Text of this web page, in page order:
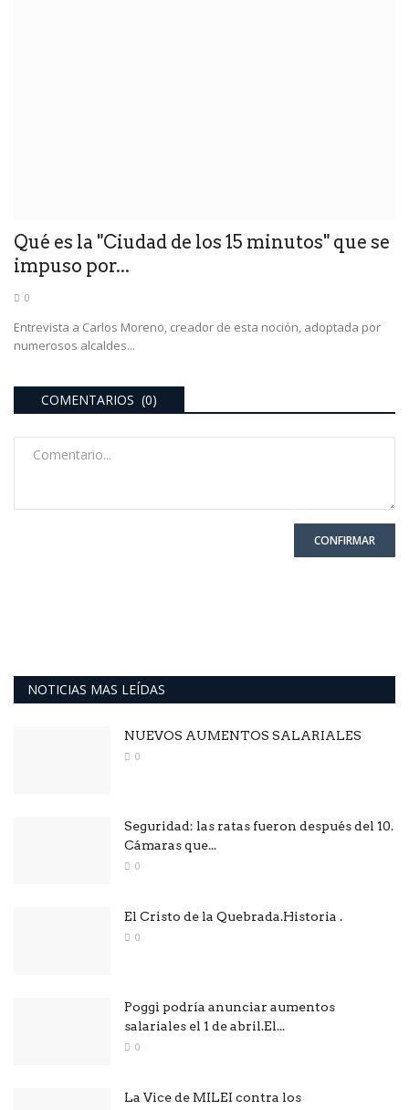
Qué es la "Ciudad de los 15 minutos" que se
impuso por...
0
Entrevista a Carlos Moreno, creador de esta noción, adoptada por
numerosos alcaldes...
COMENTARIOS (0)
CONFIRMAR
NOTICIAS MAS LEÍDAS
NUEVOS AUMENTOS SALARIALES
0
Seguridad: las ratas fueron después del 10.
Cámaras que...
0
El Cristo de la Quebrada.Historia .
0
Poggi podría anunciar aumentos
salariales el 1 de abril.El...
0
La Vice de MILEI contra los